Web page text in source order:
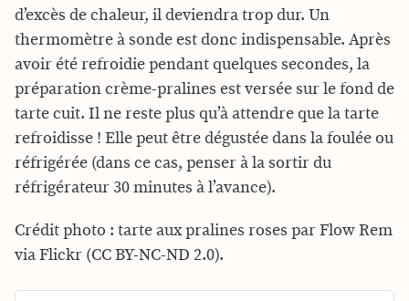
d’excès de chaleur, il deviendra trop dur. Un
thermomètre à sonde est donc indispensable. Après
avoir été refroidie pendant quelques secondes, la
préparation crème-pralines est versée sur le fond de
tarte cuit. Il ne reste plus qu’à attendre que la tarte
refroidisse ! Elle peut être dégustée dans la foulée ou
réfrigérée (dans ce cas, penser à la sortir du
réfrigérateur 30 minutes à l’avance).
Crédit photo : tarte aux pralines roses par Flow Rem
via Flickr (CC BY-NC-ND 2.0).